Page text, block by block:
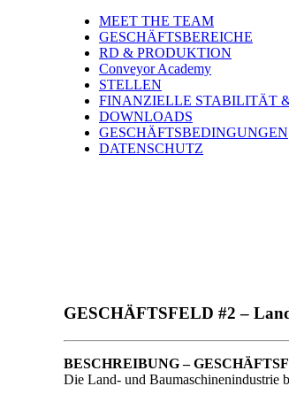
MEET THE TEAM
GESCHÄFTSBEREICHE
RD & PRODUKTION
Conveyor Academy
STELLEN
FINANZIELLE STABILITÄT
DOWNLOADS
GESCHÄFTSBEDINGUNGEN
DATENSCHUTZ
GESCHÄFTSFELD #2 –
BESCHREIBUNG –
Die Land- und Baumaschinenindustrie